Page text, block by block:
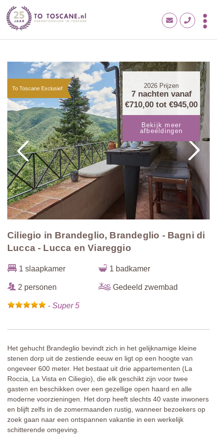
To Toscane Exclusief 2026 Prijzen
7 nachten vanaf
€710,00 tot €945,00
Bekijk meer
afbeeldingen
Ciliegio in Brandeglio, Brandeglio - Bagni di
Lucca - Lucca en Viareggio
1 slaapkamer 1 badkamer
2 personen Gedeeld zwembad
- Super 5
Het gehucht Brandeglio bevindt zich in het gelijknamige kleine
stenen dorp uit de zestiende eeuw en ligt op een hoogte van
ongeveer 600 meter. Het bestaat uit drie appartementen (La
Roccia, La Vista en Ciliegio), die elk geschikt zijn voor twee
gasten en beschikken over een gezellige open haard en alle
moderne voorzieningen. Het dorp heeft slechts 40 vaste inwoners
en blijft zelfs in de zomermaanden rustig, wanneer bezoekers op
zoek gaan naar een ontspannen vakantie in een werkelijk
schitterende omgeving.